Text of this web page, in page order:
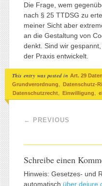
Die Frage, wem
nach § 25 TTDSG zu
meiner Sicht aber
an die Gestaltung von
denkt. Sind wir
der Praxis entwickelt.
This entry was posted in Art. 29
Grundverordnung, Datenschutz-
Datenschutzrecht, Einwilligung,
Post
← PREVIOUS
Schreibe einen
Hinweis: Gesetzes- und
automatisch über